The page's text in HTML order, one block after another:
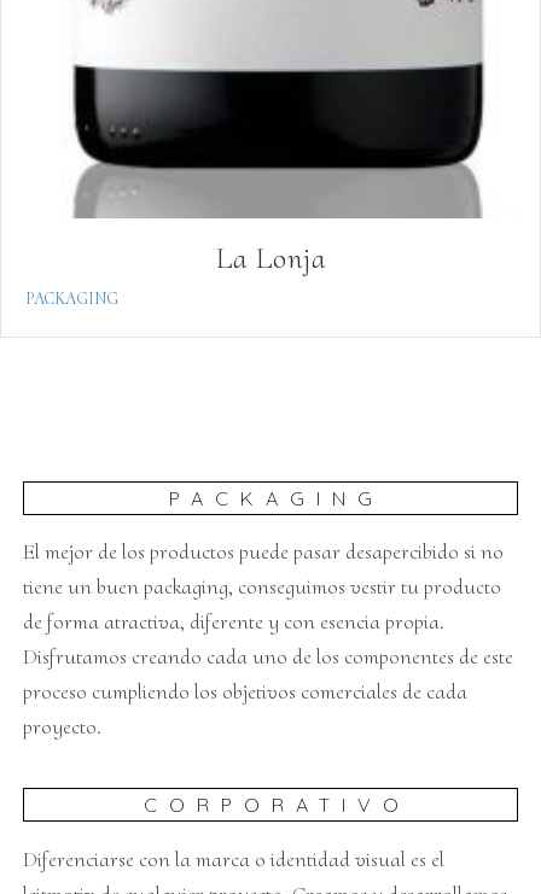
La Lonja
PACKAGING
PACKAGING
El mejor de los productos puede pasar desapercibido si no
tiene un buen packaging, conseguimos vestir tu producto
de forma atractiva, diferente y con esencia propia.
Disfrutamos creando cada uno de los componentes de este
proceso cumpliendo los objetivos comerciales de cada
proyecto.
CORPORATIVO
Diferenciarse con la marca o identidad visual es el